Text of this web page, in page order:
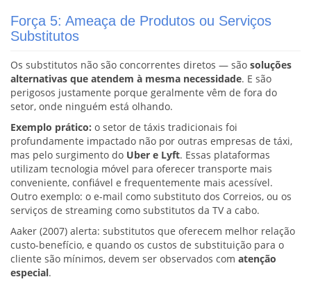
Força 5: Ameaça de Produtos ou Serviços
Substitutos
Os substitutos não são concorrentes diretos — são soluções
alternativas que atendem à mesma necessidade. E são
perigosos justamente porque geralmente vêm de fora do
setor, onde ninguém está olhando.
Exemplo prático: o setor de táxis tradicionais foi
profundamente impactado não por outras empresas de táxi,
mas pelo surgimento do Uber e Lyft. Essas plataformas
utilizam tecnologia móvel para oferecer transporte mais
conveniente, confiável e frequentemente mais acessível.
Outro exemplo: o e-mail como substituto dos Correios, ou os
serviços de streaming como substitutos da TV a cabo.
Aaker (2007) alerta: substitutos que oferecem melhor relação
custo-benefício, e quando os custos de substituição para o
cliente são mínimos, devem ser observados com atenção
especial.